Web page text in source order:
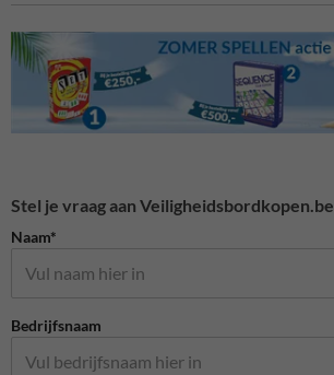
Stel je vraag aan Veiligheidsbordkopen.be
Naam*
Bedrijfsnaam